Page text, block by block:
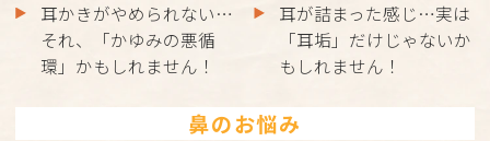
耳かきがやめられない…
それ、「かゆみの悪循
環」かもしれません！
耳が詰まった感じ…実は
「耳垢」だけじゃないか
もしれません！
鼻のお悩み